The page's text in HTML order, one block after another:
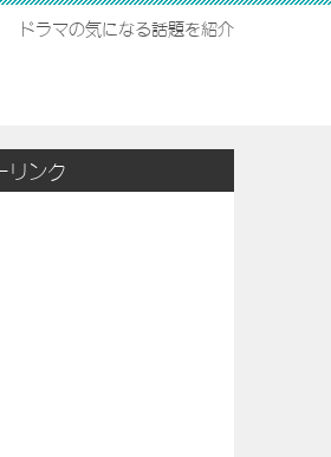
ドラマの気になる話題を紹介
リンク